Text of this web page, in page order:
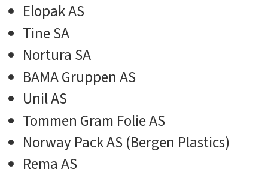
Elopak AS
Tine SA
Nortura SA
BAMA Gruppen AS
Unil AS
Tommen Gram Folie AS
Norway Pack AS (Bergen Plastics)
Rema AS